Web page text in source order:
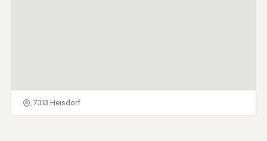
, 7313 Heisdorf